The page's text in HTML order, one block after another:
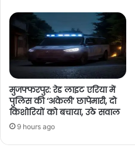
मुजफ्फरपुर: रेड लाइट एरिया में
पुलिस की ‘अकेली’ छापेमारी, दो
किशोरियों को बचाया, उठे सवाल
9 hours ago